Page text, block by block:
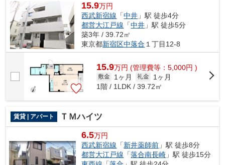
15.9万円
西武新宿線 「中井 」駅 徒歩4分
都営大江戸線 「中井 」駅 徒歩5分
築3年 / 39.72㎡
東京都新宿区中落合 １丁目12-8
15.9万円 (管理費等：5,000円 )
敷金 1ヶ月 礼金
1ヶ月
1階 / 1LDK / 39.72㎡
賃貸 | アパート ＴＭハイツ
6.5万円
西武新宿線 「新井薬師前 」駅 徒歩8分
都営大江戸線 「落合南長崎 」駅 徒歩15分